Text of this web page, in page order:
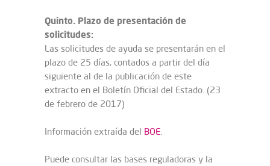
Quinto. Plazo de presentación de
solicitudes:
Las solicitudes de ayuda se presentarán en el
plazo de 25 días, contados a partir del día
siguiente al de la publicación de este
extracto en el Boletín Oficial del Estado. (23
de febrero de 2017)
Información extraída del BOE.
Puede consultar las bases reguladoras y la